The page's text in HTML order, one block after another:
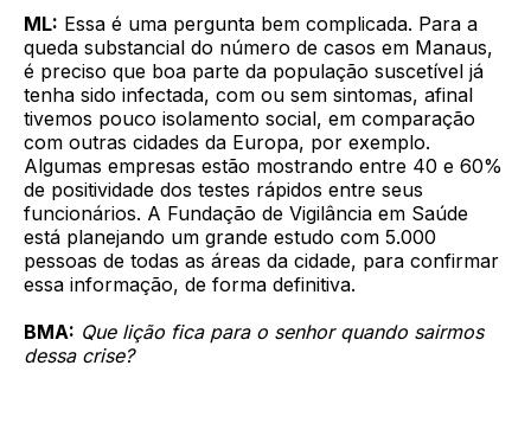
ML: Essa é uma pergunta bem complicada. Para a
queda substancial do número de casos em Manaus,
é preciso que boa parte da população suscetível já
tenha sido infectada, com ou sem sintomas, afinal
tivemos pouco isolamento social, em comparação
com outras cidades da Europa, por exemplo.
Algumas empresas estão mostrando entre 40 e 60%
de positividade dos testes rápidos entre seus
funcionários. A Fundação de Vigilância em Saúde
está planejando um grande estudo com 5.000
pessoas de todas as áreas da cidade, para confirmar
essa informação, de forma definitiva.
BMA: Que lição fica para o senhor quando sairmos
dessa crise?